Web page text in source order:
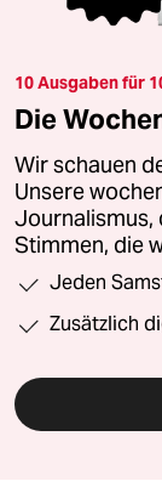
10 Ausgaben für
Die
Wir schauen
Unsere
Journalismus,
Stimmen, die
Jeden
Zusätzlich